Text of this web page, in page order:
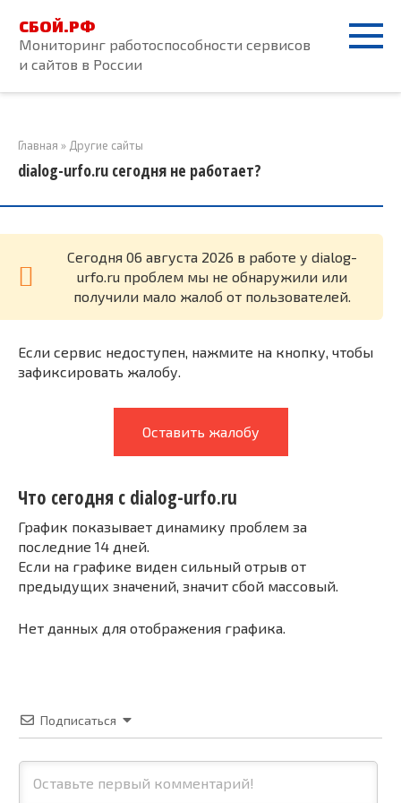
контенту
СБОЙ.РФ
Мониторинг работоспособности сервисов
и сайтов в России
Главная » Другие сайты
dialog-urfo.ru сегодня не работает?
Cегодня 06 августа 2026 в работе у dialog-
urfo.ru проблем мы не обнаружили или
получили мало жалоб от пользователей.
Если сервис недоступен, нажмите на кнопку, чтобы
зафиксировать жалобу.
Оставить жалобу
Что сегодня с dialog-urfo.ru
График показывает динамику проблем за
последние 14 дней.
Если на графике виден сильный отрыв от
предыдущих значений, значит сбой массовый.
Нет данных для отображения графика.
Подписаться